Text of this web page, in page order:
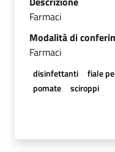
Farmaci
Modalità di
Farmaci
disinfettanti fiale
pomate
sciroppi